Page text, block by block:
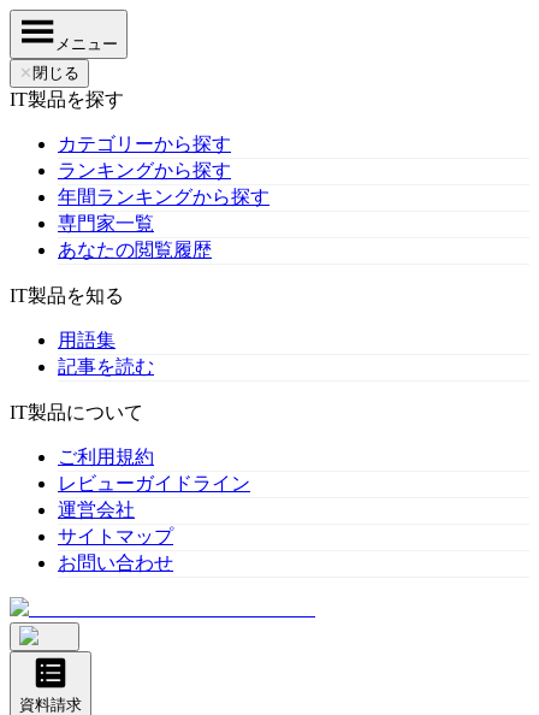
メニュー
✕ 閉じる
IT製品を探す
カテゴリーから探す
ランキングから探す
年間ランキングから探す
専門家一覧
あなたの閲覧履歴
IT製品を知る
用語集
記事を読む
IT製品について
ご利用規約
レビューガイドライン
運営会社
サイトマップ
お問い合わせ
資料請求